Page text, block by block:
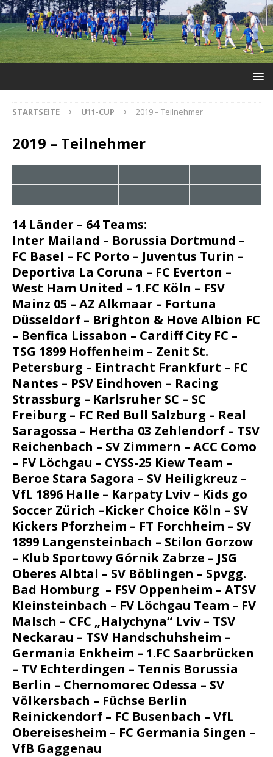
STARTSEITE U11-CUP 2019 – Teilnehmer
2019 – Teilnehmer
14 Länder – 64 Teams:
Inter Mailand – Borussia Dortmund –
FC Basel – FC Porto – Juventus Turin –
Deportiva La Coruna – FC Everton –
West Ham United – 1.FC Köln – FSV
Mainz 05 – AZ Alkmaar – Fortuna
Düsseldorf – Brighton & Hove Albion FC
– Benfica Lissabon – Cardiff City FC –
TSG 1899 Hoffenheim – Zenit St.
Petersburg – Eintracht Frankfurt – FC
Nantes – PSV Eindhoven – Racing
Strassburg – Karlsruher SC – SC
Freiburg – FC Red Bull Salzburg – Real
Saragossa – Hertha 03 Zehlendorf – TSV
Reichenbach – SV Zimmern – ACC Como
– FV Löchgau – CYSS-25 Kiew Team –
Beroe Stara Sagora – SV Heiligkreuz –
VfL 1896 Halle – Karpaty Lviv – Kids go
Soccer Zürich –Kicker Choice Köln – SV
Kickers Pforzheim – FT Forchheim – SV
1899 Langensteinbach – Stilon Gorzow
– Klub Sportowy Górnik Zabrze – JSG
Oberes Albtal – SV Böblingen – Spvgg.
Bad Homburg – FSV Oppenheim – ATSV
Kleinsteinbach – FV Löchgau Team – FV
Malsch – CFC „Halychyna“ Lviv – TSV
Neckarau – TSV Handschuhsheim –
Germania Enkheim – 1.FC Saarbrücken
– TV Echterdingen – Tennis Borussia
Berlin – Chernomorec Odessa – SV
Völkersbach – Füchse Berlin
Reinickendorf – FC Busenbach – VfL
Obereisesheim – FC Germania Singen –
VfB Gaggenau